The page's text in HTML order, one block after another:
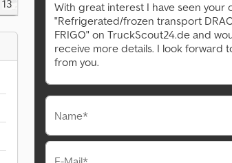
13
Name*